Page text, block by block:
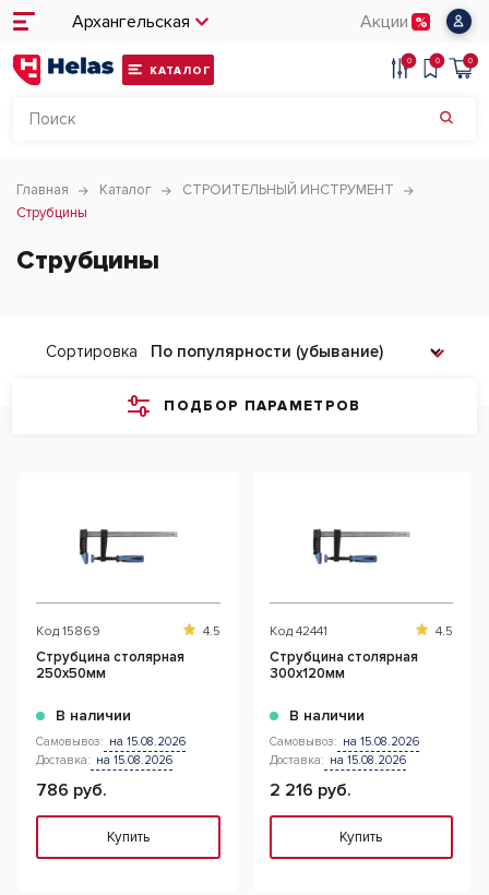
Архангельская Акции
КАТАЛОГ
0 0 0
Главная Каталог
СТРОИТЕЛЬНЫЙ ИНСТРУМЕНТ
Струбцины
Струбцины
ПОДБОР ПАРАМЕТРОВ
Сортировка
Код 15869 4.5
Струбцина столярная
250x50мм
В наличии
Самовывоз: на 15.08.2026
Доставка: на 15.08.2026
786 руб.
Купить
Код 42441 4.5
Струбцина столярная
300x120мм
В наличии
Самовывоз: на 15.08.2026
Доставка: на 15.08.2026
2 216 руб.
Купить